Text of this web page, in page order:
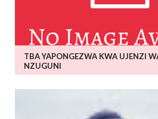
TBA YAPONGEZWA KWA UJENZI
NZUGUNI